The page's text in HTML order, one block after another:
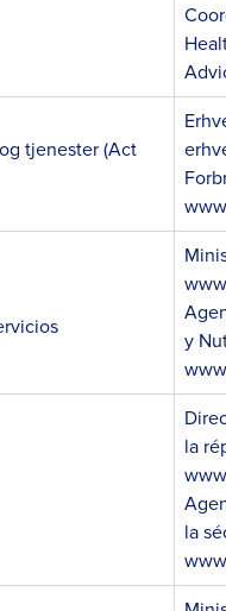
tjenester (Act
y
la
la